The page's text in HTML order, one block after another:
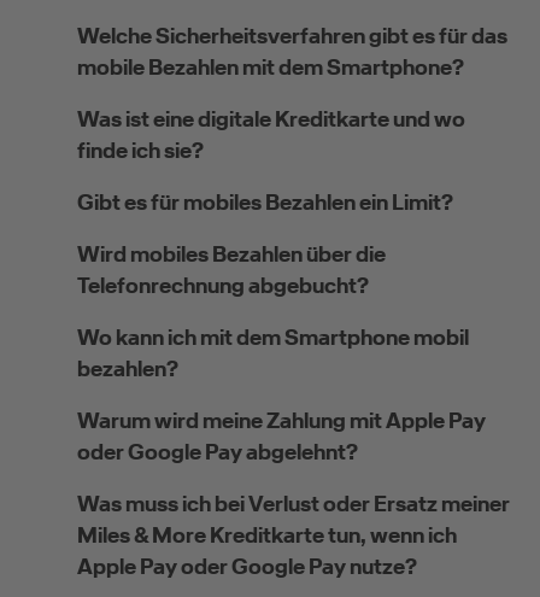
Welche Sicherheitsverfahren gibt es für das
mobile Bezahlen mit dem Smartphone?
Was ist eine digitale Kreditkarte und wo
finde ich sie?
Gibt es für mobiles Bezahlen ein Limit?
Wird mobiles Bezahlen über die
Telefonrechnung abgebucht?
Wo kann ich mit dem Smartphone mobil
bezahlen?
Warum wird meine Zahlung mit Apple Pay
oder Google Pay abgelehnt?
Was muss ich bei Verlust oder Ersatz meiner
Miles & More Kreditkarte tun, wenn ich
Apple Pay oder Google Pay nutze?